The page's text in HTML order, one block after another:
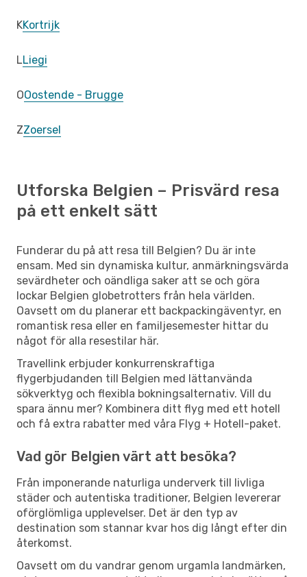
KKortrijk
LLiegi
OOostende - Brugge
ZZoersel
Utforska Belgien – Prisvärd resa
på ett enkelt sätt
Funderar du på att resa till Belgien? Du är inte
ensam. Med sin dynamiska kultur, anmärkningsvärda
sevärdheter och oändliga saker att se och göra
lockar Belgien globetrotters från hela världen.
Oavsett om du planerar ett backpackingäventyr, en
romantisk resa eller en familjesemester hittar du
något för alla resestilar här.
Travellink erbjuder konkurrenskraftiga
flygerbjudanden till Belgien med lättanvända
sökverktyg och flexibla bokningsalternativ. Vill du
spara ännu mer? Kombinera ditt flyg med ett hotell
och få extra rabatter med våra Flyg + Hotell-paket.
Vad gör Belgien värt att besöka?
Från imponerande naturliga underverk till livliga
städer och autentiska traditioner, Belgien levererar
oförglömliga upplevelser. Det är den typ av
destination som stannar kvar hos dig långt efter din
återkomst.
Oavsett om du vandrar genom urgamla landmärken,